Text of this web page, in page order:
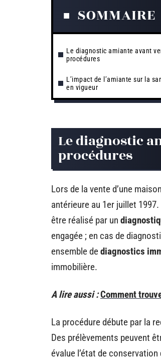
SOMMAIRE
Le diagnostic amiante avant
procédures
L’impact de l’amiante sur la
en vigueur
Le diagnostic
procédures
Lors de la vente d’une
antérieure au 1er juillet
être réalisé par un
engagée ; en cas de
ensemble dediagnostics
immobilière.
A lire aussi :Comment
La procédure débute par la
Des prélèvements peuvent
évalue l’état de